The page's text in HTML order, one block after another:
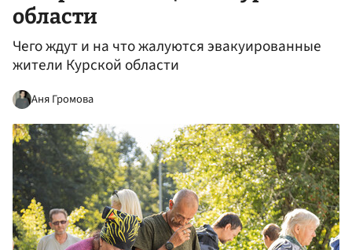
области
Чего ждут и на что жалуются эвакуированные
жители Курской области
Аня Громова